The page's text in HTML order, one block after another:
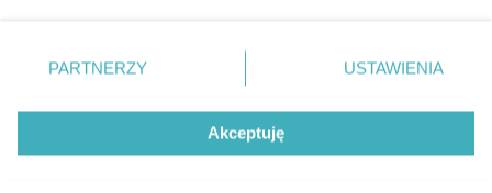
Historia miasta
Zdjęcia miasta
znajdujący się w lewym dolnym rogu strony
. Niektóre
przetwarzaniu. Preferencje będą miały zastosowania tylko
PARTNERZY USTAWIENIA
Akceptuję